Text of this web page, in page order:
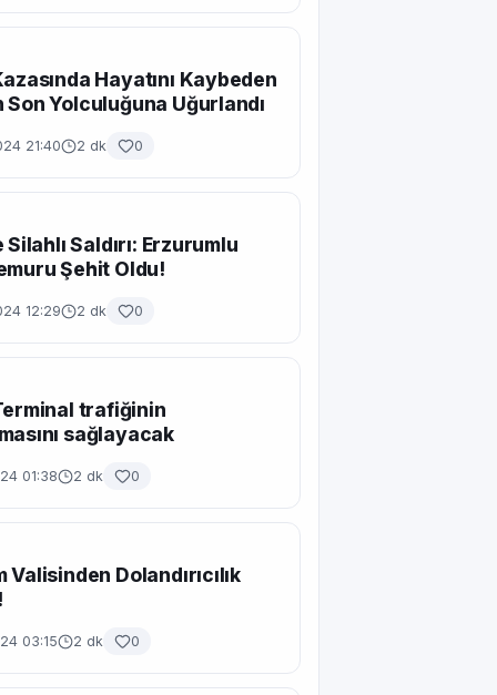
Hayatını Kaybeden
Son Yolculuğuna Uğurlandı
21:40 2 dk 0
Silahlı Saldırı: Erzurumlu
Şehit Oldu!
12:29 2 dk 0
trafiğinin
sağlayacak
01:38 2 dk 0
Valisinden Dolandırıcılık
03:15 2 dk 0